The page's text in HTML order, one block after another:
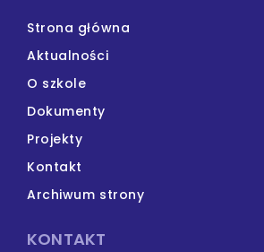
Strona główna
Aktualności
O szkole
Dokumenty
Projekty
Kontakt
Archiwum strony
KONTAKT